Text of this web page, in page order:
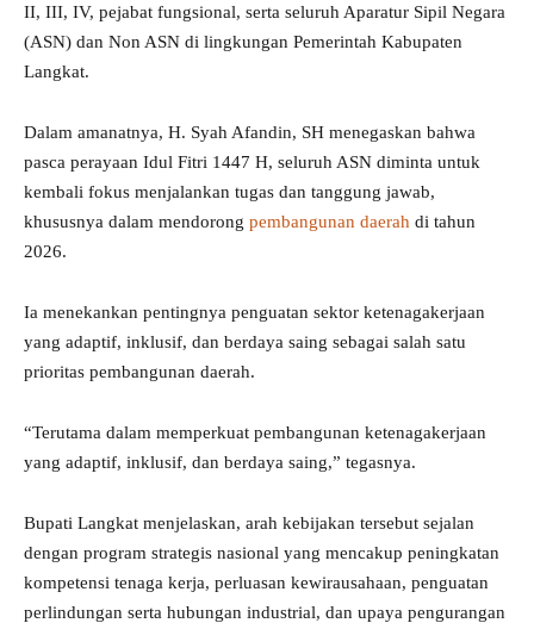
II, III, IV, pejabat fungsional, serta seluruh Aparatur Sipil Negara
(ASN) dan Non ASN di lingkungan Pemerintah Kabupaten
Langkat.
Dalam amanatnya, H. Syah Afandin, SH menegaskan bahwa
pasca perayaan Idul Fitri 1447 H, seluruh ASN diminta untuk
kembali fokus menjalankan tugas dan tanggung jawab,
khususnya dalam mendorong pembangunan daerah di tahun
2026.
Ia menekankan pentingnya penguatan sektor ketenagakerjaan
yang adaptif, inklusif, dan berdaya saing sebagai salah satu
prioritas pembangunan daerah.
“Terutama dalam memperkuat pembangunan ketenagakerjaan
yang adaptif, inklusif, dan berdaya saing,” tegasnya.
Bupati Langkat menjelaskan, arah kebijakan tersebut sejalan
dengan program strategis nasional yang mencakup peningkatan
kompetensi tenaga kerja, perluasan kewirausahaan, penguatan
perlindungan serta hubungan industrial, dan upaya pengurangan